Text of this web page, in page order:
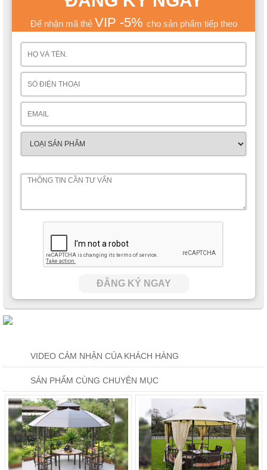
tiếp xuống nền, giúp tăng độ ổn định và khả năng chịu lực, chịu
được sức gió mạnh.
Để nhận mã thẻ VIP -5% cho sản phẩm tiếp theo
ĐĂNG KÝ NGAY
VIDEO CẢM NHẬN CỦA KHÁCH HÀNG
SẢN PHẨM CÙNG CHUYÊN MỤC